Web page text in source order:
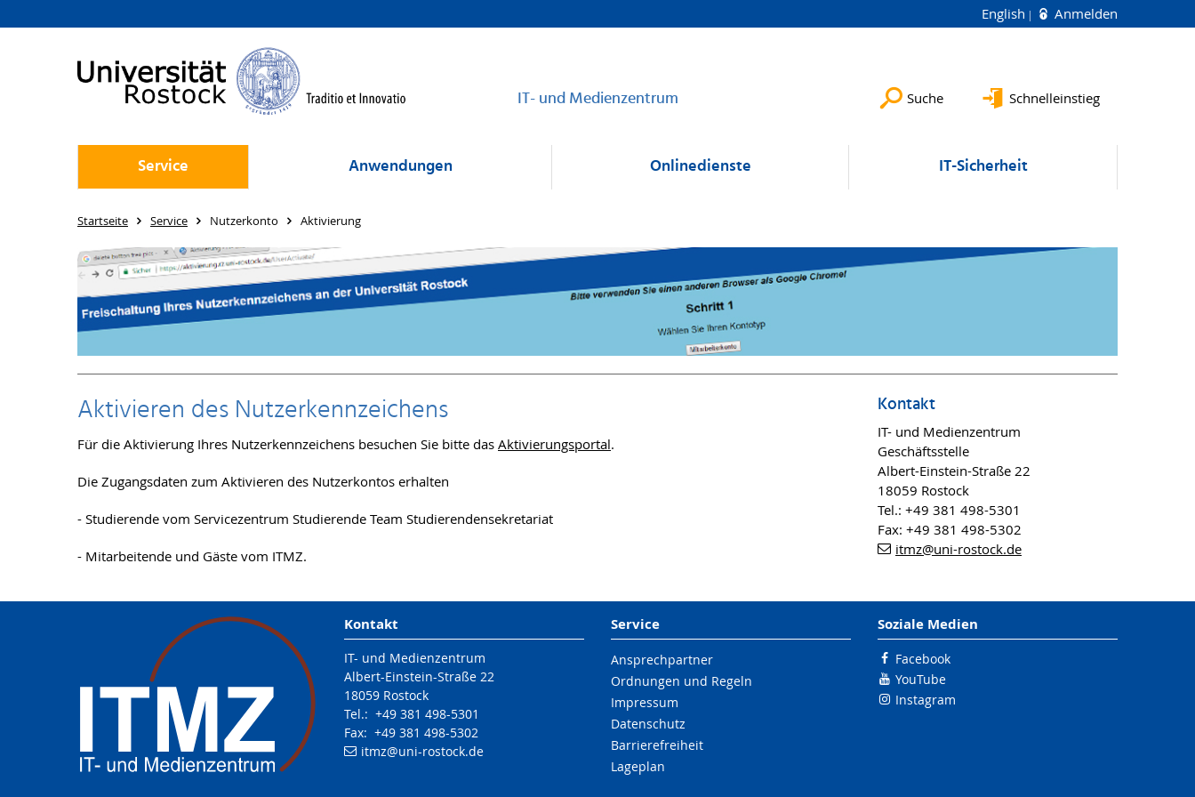
English Anmelden
IT- und Medienzentrum Suche Schnelleinstieg
Service Anwendungen Onlinedienste IT-Sicherheit
Startseite Service Nutzerkonto Aktivierung
Aktivieren des Nutzerkennzeichens
Für die Aktivierung Ihres Nutzerkennzeichens besuchen Sie bitte das Aktivierungsportal.
Die Zugangsdaten zum Aktivieren des Nutzerkontos erhalten
- Studierende vom Servicezentrum Studierende Team Studierendensekretariat
- Mitarbeitende und Gäste vom ITMZ.
Kontakt
IT- und Medienzentrum
Geschäftsstelle
Albert-Einstein-Straße 22
18059 Rostock
Tel.: +49 381 498-5301
Fax: +49 381 498-5302
itmz@uni-rostock.de
Kontakt
IT- und Medienzentrum
Albert-Einstein-Straße 22
18059 Rostock
Tel.: +49 381 498-5301
Fax: +49 381 498-5302
itmz@uni-rostock.de
Service
Ansprechpartner
Ordnungen und Regeln
Impressum
Datenschutz
Barrierefreiheit
Lageplan
Soziale Medien
Facebook
YouTube
Instagram